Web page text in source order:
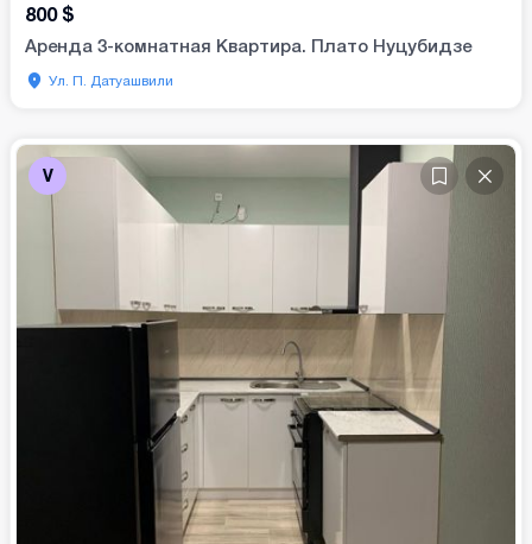
800 $
Аренда 3-комнатная Квартира. Плато Нуцубидзе
Ул. П. Датуашвили
V